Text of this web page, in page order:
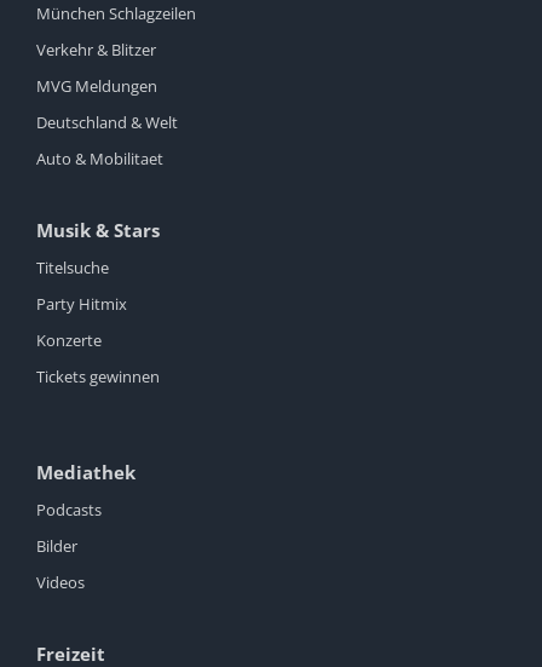
München Schlagzeilen
Verkehr & Blitzer
MVG Meldungen
Deutschland & Welt
Auto & Mobilitaet
Musik & Stars
Titelsuche
Party Hitmix
Konzerte
Tickets gewinnen
Mediathek
Podcasts
Bilder
Videos
Freizeit